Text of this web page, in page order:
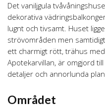
Det vaniljgula
dekorativa
lugnt och tivsamt. Huset
strövområden men
ett charmigt rött, trähus
Apotekarvillan, är omgjord
detaljer och annorlunda
Området